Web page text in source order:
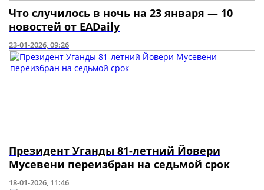
Что случилось в ночь на 23 января — 10
новостей от EADaily
23-01-2026, 09:26
Президент Уганды 81-летний Йовери
Мусевени переизбран на седьмой срок
18-01-2026, 11:46